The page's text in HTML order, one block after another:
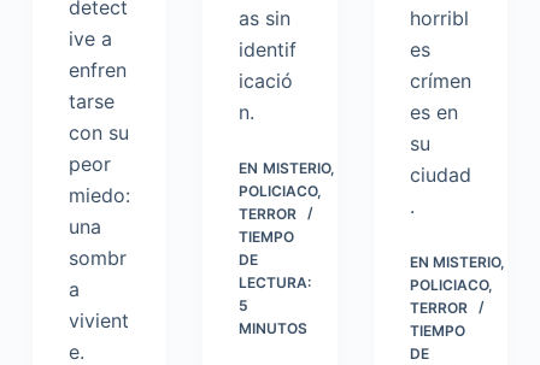
detect
ive a
enfren
tarse
con su
peor
miedo:
una
sombr
a
vivient
e.
as sin
identif
icació
n.
EN MISTERIO,
POLICIACO,
TERROR
TIEMPO
DE
LECTURA:
5
MINUTOS
horribl
es
crímen
es en
su
ciudad
.
EN MISTERIO,
POLICIACO,
TERROR
TIEMPO
DE